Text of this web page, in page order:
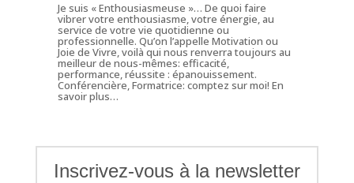
Je suis « Enthousiasmeuse »… De quoi faire
vibrer votre enthousiasme, votre énergie, au
service de votre vie quotidienne ou
professionnelle. Qu’on l’appelle Motivation ou
Joie de Vivre, voilà qui nous renverra toujours au
meilleur de nous-mêmes: efficacité,
performance, réussite : épanouissement.
Conférencière, Formatrice: comptez sur moi!En
savoir plus…
Inscrivez-vous à la newsletter